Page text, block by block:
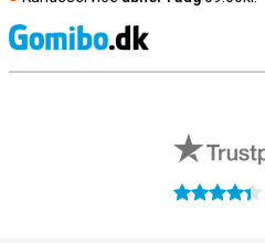
4.4 stjerner